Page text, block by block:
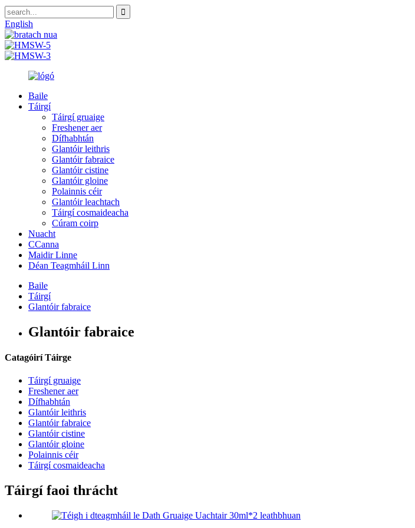
English
Baile
Táirgí
Táirgí gruaige
Freshener aer
Dífhabhtán
Glantóir leithris
Glantóir fabraice
Glantóir cistine
Glantóir gloine
Polainnis céir
Glantóir leachtach
Táirgí cosmaideacha
Cúram coirp
Nuacht
CCanna
Maidir Linne
Déan Teagmháil Linn
Baile
Táirgí
Glantóir fabraice
Glantóir fabraice
Catagóirí Táirge
Táirgí gruaige
Freshener aer
Dífhabhtán
Glantóir leithris
Glantóir fabraice
Glantóir cistine
Glantóir gloine
Polainnis céir
Táirgí cosmaideacha
Táirgí faoi thrácht